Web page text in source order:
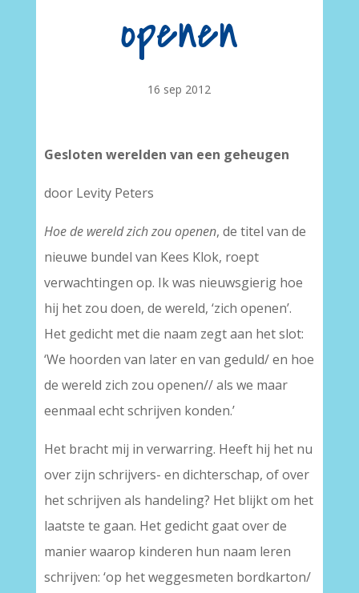
openen
16 sep 2012
Gesloten werelden van een geheugen
door Levity Peters
Hoe de wereld zich zou openen, de titel van de
nieuwe bundel van Kees Klok, roept
verwachtingen op. Ik was nieuwsgierig hoe
hij het zou doen, de wereld, ‘zich openen’.
Het gedicht met die naam zegt aan het slot:
‘We hoorden van later en van geduld/ en hoe
de wereld zich zou openen// als we maar
eenmaal echt schrijven konden.’
Het bracht mij in verwarring. Heeft hij het nu
over zijn schrijvers- en dichterschap, of over
het schrijven als handeling? Het blijkt om het
laatste te gaan. Het gedicht gaat over de
manier waarop kinderen hun naam leren
schrijven: ‘op het weggesmeten bordkarton/